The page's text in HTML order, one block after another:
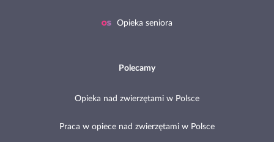
Opieka seniora
Polecamy
Opieka nad zwierzętami w Polsce
Praca w opiece nad zwierzętami w Polsce